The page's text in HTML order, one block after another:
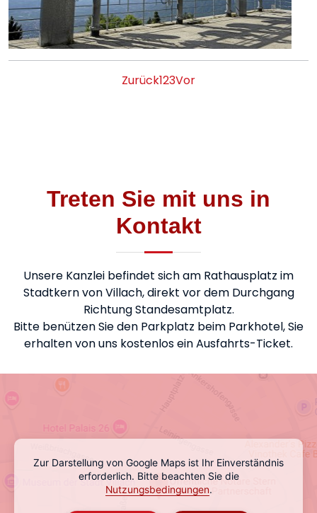
Zurück123Vor
Treten Sie mit uns in
Kontakt
Unsere Kanzlei befindet sich am Rathausplatz im
Stadtkern von Villach, direkt vor dem Durchgang
Richtung Standesamtplatz.
Bitte benützen Sie den Parkplatz beim Parkhotel, Sie
erhalten von uns kostenlos ein Ausfahrts-Ticket.
Zur Darstellung von Google Maps ist Ihr Einverständnis
erforderlich. Bitte beachten Sie die
Nutzungsbedingungen.